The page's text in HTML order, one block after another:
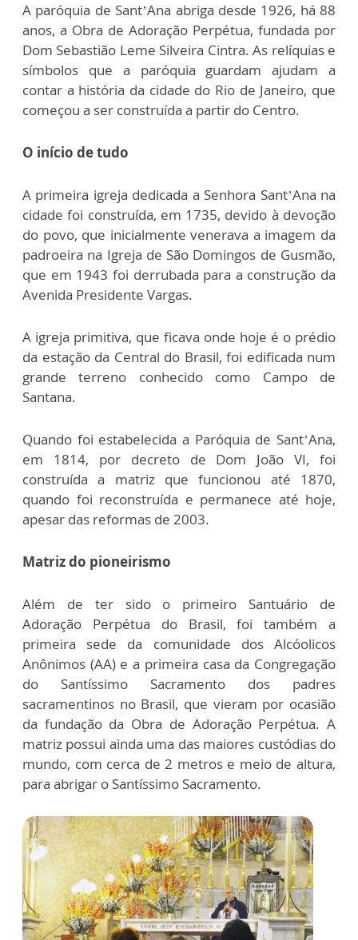
A paróquia de Sant’Ana abriga desde 1926, há 88
anos, a Obra de Adoração Perpétua, fundada por
Dom Sebastião Leme Silveira Cintra. As relíquias e
símbolos que a paróquia guardam ajudam a
contar a história da cidade do Rio de Janeiro, que
começou a ser construída a partir do Centro.
O início de tudo
A primeira igreja dedicada a Senhora Sant’Ana na
cidade foi construída, em 1735, devido à devoção
do povo, que inicialmente venerava a imagem da
padroeira na Igreja de São Domingos de Gusmão,
que em 1943 foi derrubada para a construção da
Avenida Presidente Vargas.
A igreja primitiva, que ficava onde hoje é o prédio
da estação da Central do Brasil, foi edificada num
grande terreno conhecido como Campo de
Santana.
Quando foi estabelecida a Paróquia de Sant’Ana,
em 1814, por decreto de Dom João VI, foi
construída a matriz que funcionou até 1870,
quando foi reconstruída e permanece até hoje,
apesar das reformas de 2003.
Matriz do pioneirismo
Além de ter sido o primeiro Santuário de
Adoração Perpétua do Brasil, foi também a
primeira sede da comunidade dos Alcóolicos
Anônimos (AA) e a primeira casa da Congregação
do Santíssimo Sacramento dos padres
sacramentinos no Brasil, que vieram por ocasião
da fundação da Obra de Adoração Perpétua. A
matriz possui ainda uma das maiores custódias do
mundo, com cerca de 2 metros e meio de altura,
para abrigar o Santíssimo Sacramento.